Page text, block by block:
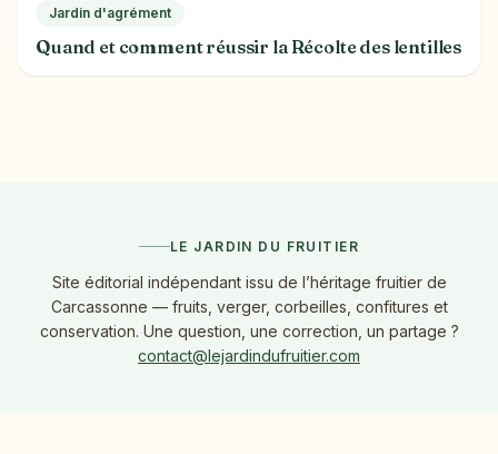
Jardin d'agrément
Quand et comment réussir la Récolte des lentilles
LE JARDIN DU FRUITIER
Site éditorial indépendant issu de l’héritage fruitier de
Carcassonne — fruits, verger, corbeilles, confitures et
conservation. Une question, une correction, un partage ?
contact@lejardindufruitier.com